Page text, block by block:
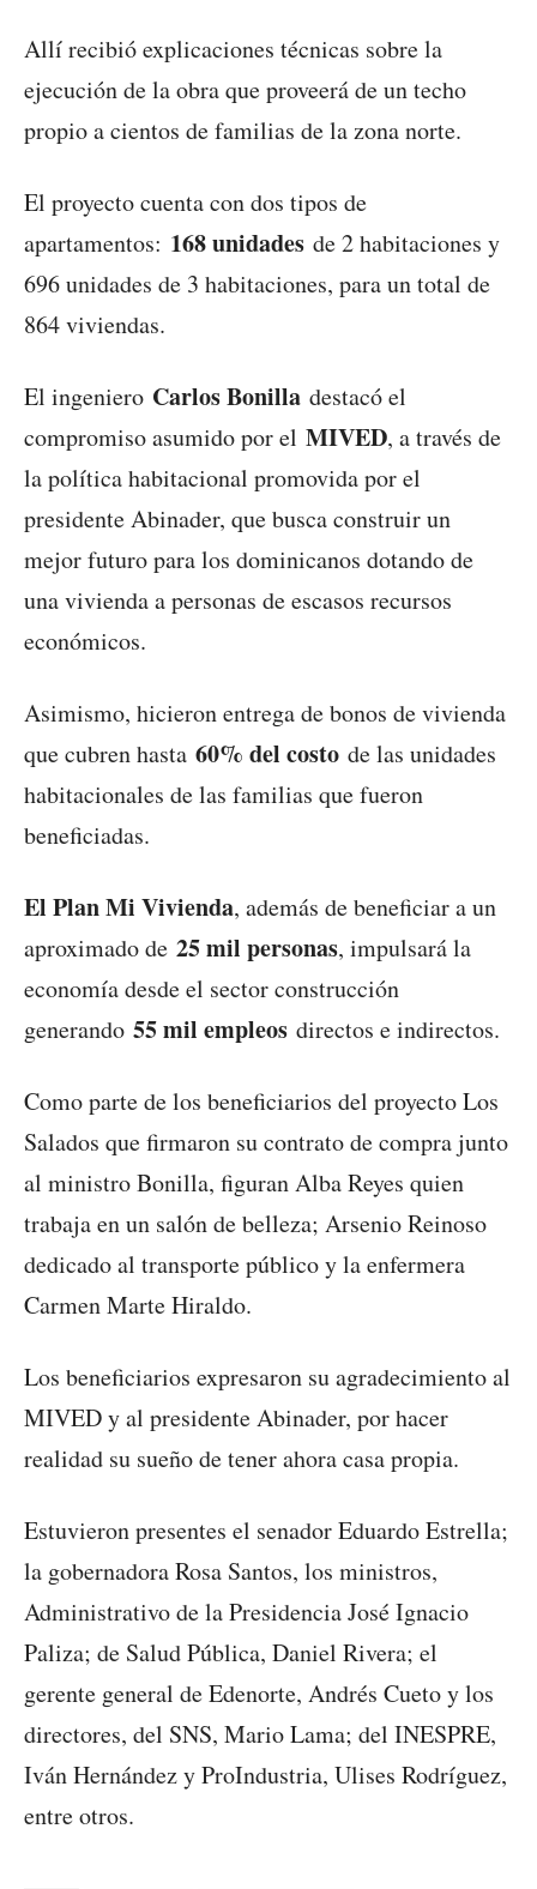
Allí recibió explicaciones técnicas sobre la
ejecución de la obra que proveerá de un techo
propio a cientos de familias de la zona norte.
El proyecto cuenta con dos tipos de
apartamentos: 168 unidades de 2 habitaciones y
696 unidades de 3 habitaciones, para un total de
864 viviendas.
El ingeniero Carlos Bonilla destacó el
compromiso asumido por el MIVED, a través de
la política habitacional promovida por el
presidente Abinader, que busca construir un
mejor futuro para los dominicanos dotando de
una vivienda a personas de escasos recursos
económicos.
Asimismo, hicieron entrega de bonos de vivienda
que cubren hasta 60% del costo de las unidades
habitacionales de las familias que fueron
beneficiadas.
El Plan Mi Vivienda, además de beneficiar a un
aproximado de 25 mil personas, impulsará la
economía desde el sector construcción
generando 55 mil empleos directos e indirectos.
Como parte de los beneficiarios del proyecto Los
Salados que firmaron su contrato de compra junto
al ministro Bonilla, figuran Alba Reyes quien
trabaja en un salón de belleza; Arsenio Reinoso
dedicado al transporte público y la enfermera
Carmen Marte Hiraldo.
Los beneficiarios expresaron su agradecimiento al
MIVED y al presidente Abinader, por hacer
realidad su sueño de tener ahora casa propia.
Estuvieron presentes el senador Eduardo Estrella;
la gobernadora Rosa Santos, los ministros,
Administrativo de la Presidencia José Ignacio
Paliza; de Salud Pública, Daniel Rivera; el
gerente general de Edenorte, Andrés Cueto y los
directores, del SNS, Mario Lama; del INESPRE,
Iván Hernández y ProIndustria, Ulises Rodríguez,
entre otros.